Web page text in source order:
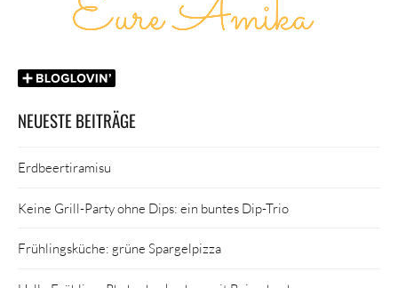
NEUESTE BEITRÄGE
Erdbeertiramisu
Keine Grill-Party ohne Dips: ein buntes Dip-Trio
Frühlingsküche: grüne Spargelpizza